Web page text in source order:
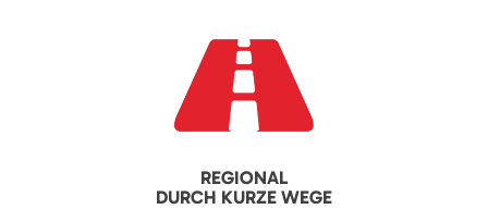
REGIONAL
DURCH KURZE WEGE